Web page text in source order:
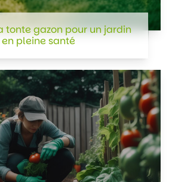
tonte gazon pour un jardin
en pleine santé